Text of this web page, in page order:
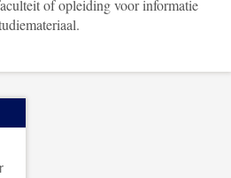
of opleiding voor informatie